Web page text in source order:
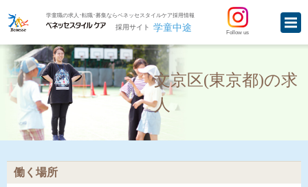
学童職の求人･転職･募集ならベネッセスタイルケア採用情報
採用サイト 学童中途 Follow us
文京区(東京都)の求
人
働く場所